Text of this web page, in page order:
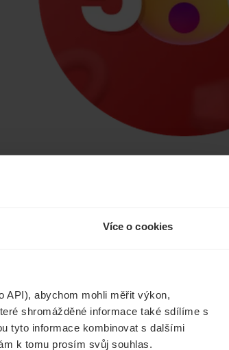
Více o cookies
API), abychom mohli měřit výkon,
shromážděné informace také sdílíme s
tyto informace kombinovat s dalšími
k tomu prosím svůj souhlas.
pojištění Pojištění